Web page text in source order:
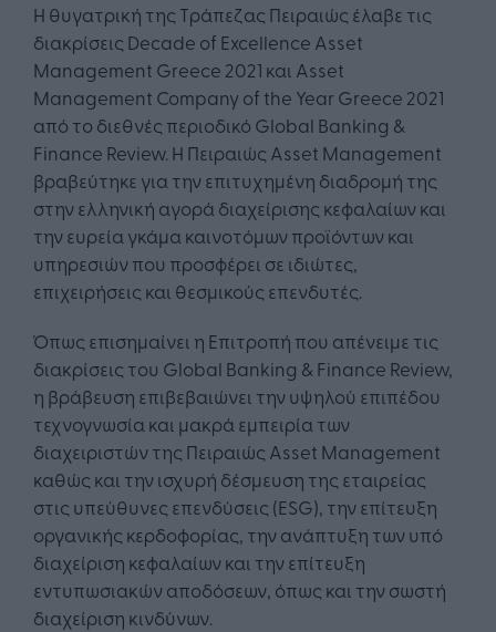
Η θυγατρική της Τράπεζας Πειραιώς έλαβε τις
διακρίσεις Decade of Excellence Asset
Management Greece 2021 και Asset
Management Company of the Year Greece 2021
από το διεθνές περιοδικό Global Banking &
Finance Review. H Πειραιώς Asset Management
βραβεύτηκε για την επιτυχημένη διαδρομή της
στην ελληνική αγορά διαχείρισης κεφαλαίων και
την ευρεία γκάμα καινοτόμων προϊόντων και
υπηρεσιών που προσφέρει σε ιδιώτες,
επιχειρήσεις και θεσμικούς επενδυτές.
Όπως επισημαίνει η Επιτροπή που απένειμε τις
διακρίσεις του Global Banking & Finance Review,
η βράβευση επιβεβαιώνει την υψηλού επιπέδου
τεχνογνωσία και μακρά εμπειρία των
διαχειριστών της Πειραιώς Asset Management
καθώς και την ισχυρή δέσμευση της εταιρείας
στις υπεύθυνες επενδύσεις (ESG), την επίτευξη
οργανικής κερδοφορίας, την ανάπτυξη των υπό
διαχείριση κεφαλαίων και την επίτευξη
εντυπωσιακών αποδόσεων, όπως και την σωστή
διαχείριση κινδύνων.